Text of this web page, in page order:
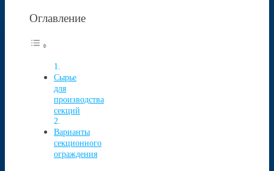
Оглавление
Сырье
для
производства
секций
Варианты
секционного
ограждения